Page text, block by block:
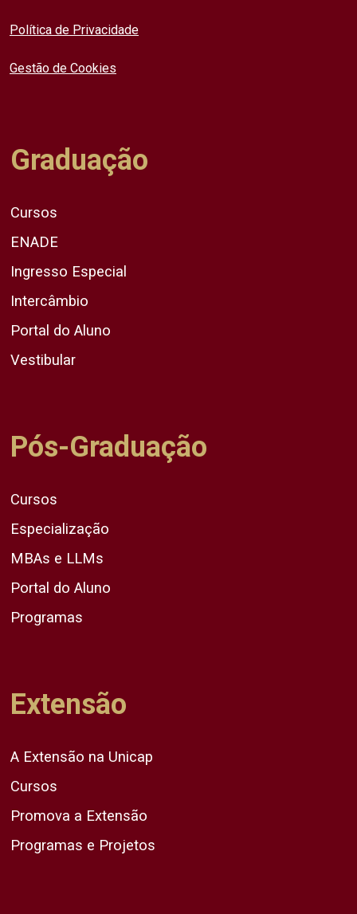
Política de Privacidade
Gestão de Cookies
Graduação
Cursos
ENADE
Ingresso Especial
Intercâmbio
Portal do Aluno
Vestibular
Pós-Graduação
Cursos
Especialização
MBAs e LLMs
Portal do Aluno
Programas
Extensão
A Extensão na Unicap
Cursos
Promova a Extensão
Programas e Projetos